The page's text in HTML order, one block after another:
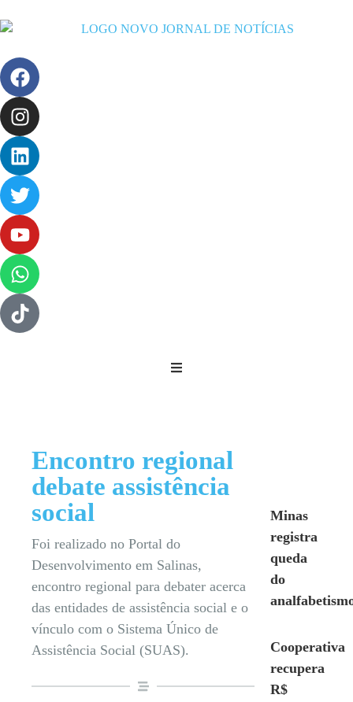
Encontro regional
debate assistência
social
Foi realizado no Portal do
Desenvolvimento em Salinas,
encontro regional para debater acerca
das entidades de assistência social e o
vínculo com o Sistema Único de
Assistência Social (SUAS).
Minas
registra
queda
do
Cooperativa
recupera
R$